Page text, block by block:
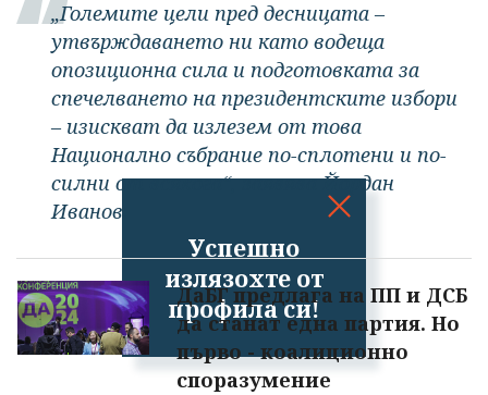
Успешно
излязохте от
профила си!
„Големите цели пред десницата –
утвърждаването ни като водеща
опозиционна сила и подготовката за
спечелването на президентските избори
– изискват да излезем от това
Национално събрание по-сплотени и по-
силни от всякога“, заявява Йордан
Иванов.
ДаБГ предлага на ПП и ДСБ
да станат една партия. Но
първо - коалиционно
споразумение